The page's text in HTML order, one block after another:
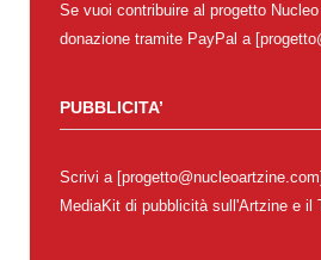
Se vuoi contribuire al progetto
donazione tramite PayPal a
PUBBLICITA’
Scrivi a
MediaKit di pubblicità sull'Artzine e il